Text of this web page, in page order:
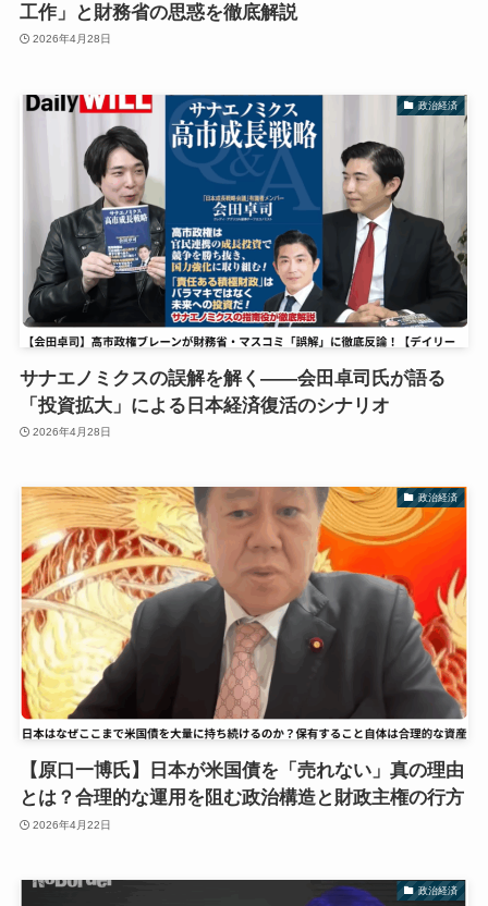
工作」と財務省の思惑を徹底解説
2026年4月28日
政治経済
サナエノミクスの誤解を解く――会田卓司氏が語る
「投資拡大」による日本経済復活のシナリオ
2026年4月28日
政治経済
【原口一博氏】日本が米国債を「売れない」真の理由
とは？合理的な運用を阻む政治構造と財政主権の行方
2026年4月22日
政治経済